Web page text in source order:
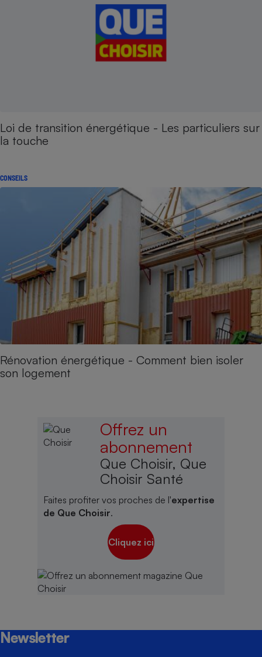
Loi de transition énergétique - Les particuliers sur
la touche
CONSEILS
Rénovation énergétique - Comment bien isoler
son logement
Offrez un
abonnement
Que Choisir, Que
Choisir Santé
Faites profiter vos proches de l'expertise
de Que Choisir.
Cliquez ici
Newsletter